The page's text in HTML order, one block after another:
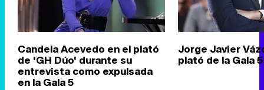
Candela Acevedo en el plató
de 'GH Dúo' durante su
entrevista como expulsada
en la Gala 5
Jorge Javier
plató de la Gala